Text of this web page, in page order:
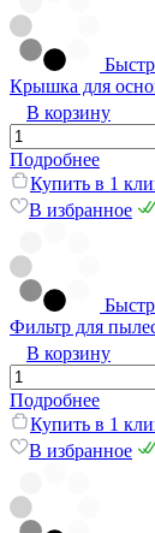
Крышка для
В корзину
Подробнее
Купить в 1
В избранное
Фильтр для
В корзину
Подробнее
Купить в 1
В избранное